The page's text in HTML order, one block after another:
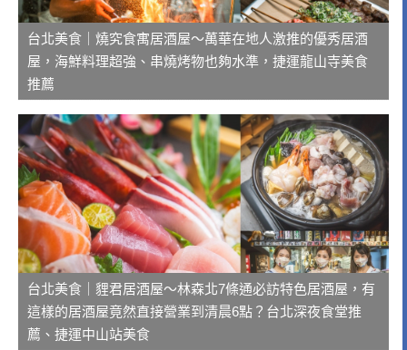
台北美食｜燒究食寓居酒屋～萬華在地人激推的優秀居酒
屋，海鮮料理超強、串燒烤物也夠水準，捷運龍山寺美食
推薦
台北美食｜貍君居酒屋～林森北7條通必訪特色居酒屋，有
這樣的居酒屋竟然直接營業到清晨6點？台北深夜食堂推
薦、捷運中山站美食